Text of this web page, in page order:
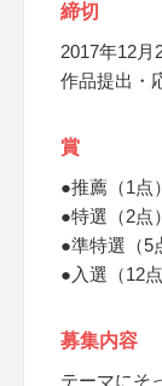
締切
2017年12月
作品提出・
賞
●推薦（1
●特選（2
●準特選（
●入選（12
募集内容
テーマにそ